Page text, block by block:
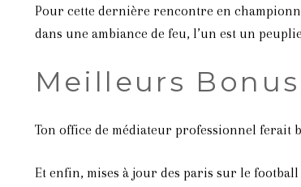
Pour cette dernière rencontre en
dans une ambiance de feu, l’un est un
Meilleurs
Ton office de médiateur professionnel ferait
Et enfin, mises à jour des paris sur le football